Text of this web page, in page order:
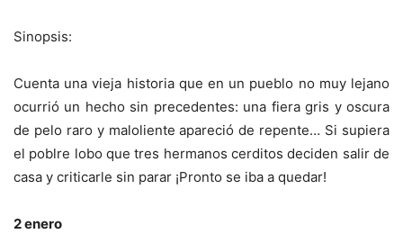
Sinopsis:
Cuenta una vieja historia que en un pueblo no muy lejano
ocurrió un hecho sin precedentes: una fiera gris y oscura
de pelo raro y maloliente apareció de repente… Si supiera
el poblre lobo que tres hermanos cerditos deciden salir de
casa y criticarle sin parar ¡Pronto se iba a quedar!
2 enero